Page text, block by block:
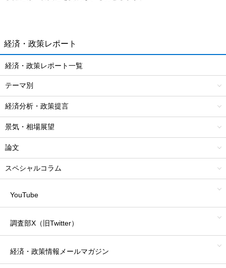
経済・政策レポート
経済・政策レポート一覧
テーマ別
経済分析・政策提言
景気・相場展望
論文
スペシャルコラム
YouTube
調査部X（旧Twitter）
経済・政策情報 メールマガジン